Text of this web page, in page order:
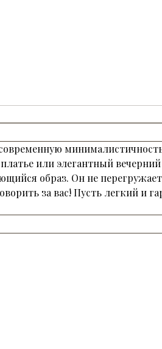
или элегантный
образ. Он не
за вас! Пусть легкий и